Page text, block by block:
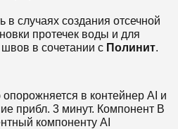
в случаях создания отсечной
протечек воды и для
в сочетании с Полинит.
в контейнер AI и
прибл. 3 минут. Компонент B
компоненту AI